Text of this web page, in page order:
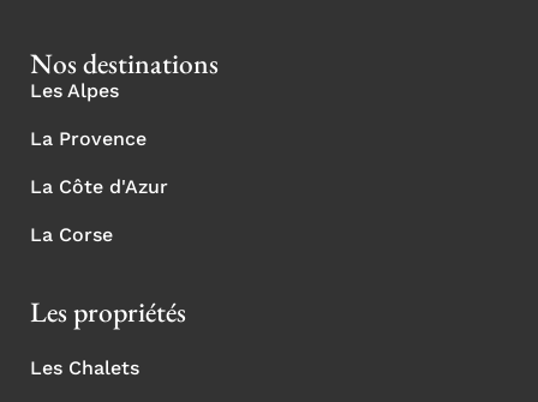
Nos destinations
Les Alpes
La Provence
La Côte d'Azur
La Corse
Les propriétés
Les Chalets